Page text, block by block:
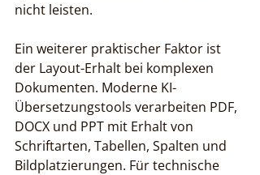
nicht leisten.
Ein weiterer praktischer Faktor ist
der Layout-Erhalt bei komplexen
Dokumenten. Moderne KI-
Übersetzungstools verarbeiten PDF,
DOCX und PPT mit Erhalt von
Schriftarten, Tabellen, Spalten und
Bildplatzierungen. Für technische